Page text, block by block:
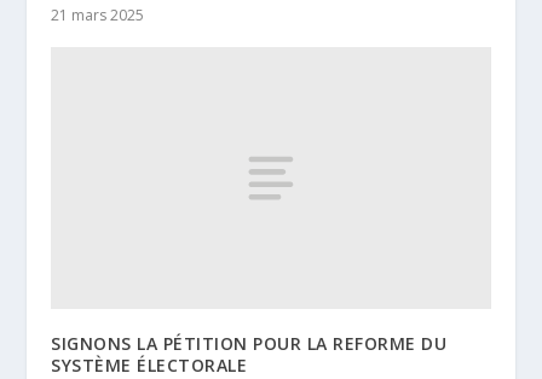
21 mars 2025
SIGNONS LA PÉTITION POUR LA REFORME DU
SYSTÈME ÉLECTORALE